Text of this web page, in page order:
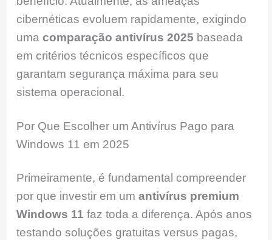
cibernéticas evoluem rapidamente, exigindo
umacomparação antivírus 2025 baseada
em critérios técnicos específicos que
garantam segurança máxima para seu
sistema operacional.
Por Que Escolher um Antivírus Pago para
Windows 11 em 2025
Primeiramente, é fundamental compreender
por que investir em umantivírus premium
Windows 11 faz toda a diferença. Após anos
testando soluções gratuitas versus pagas,